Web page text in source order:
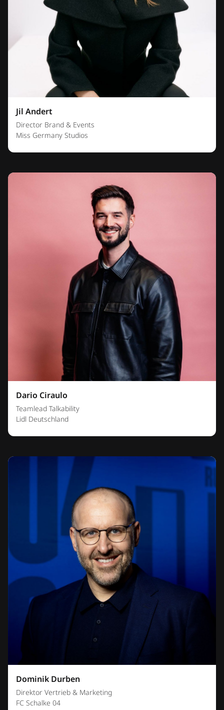
Jil Andert
Director Brand & Events
Miss Germany Studios
Dario Ciraulo
Teamlead Talkability
Lidl Deutschland
Dominik Durben
Direktor Vertrieb & Marketing
FC Schalke 04